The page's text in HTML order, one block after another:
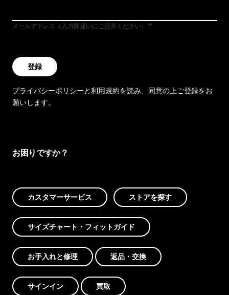
メールアドレス（入力間違いにご注意ください）
登録
プライバシーポリシーと利用規約を読み、同意の上ご登録をお
願いします。
お困りですか？
カスタマーサービス ストアを探す
サイズチャート・フィットガイド
お手入れと修理 返品・交換
サインイン 買取